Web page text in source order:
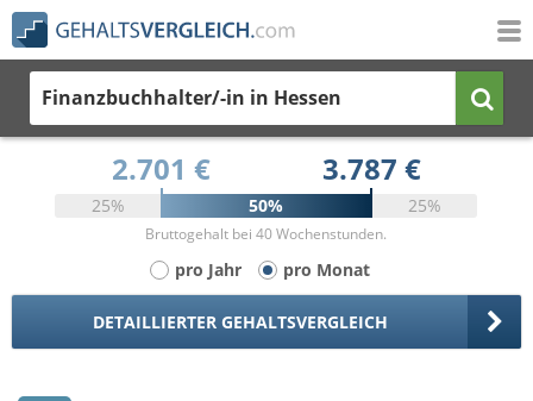
Finanzbuchhalter/-in in Hessen
2.701 € 3.787 €
25% 50% 25%
Bruttogehalt bei 40 Wochenstunden.
pro Jahr pro Monat
DETAILLIERTER GEHALTSVERGLEICH